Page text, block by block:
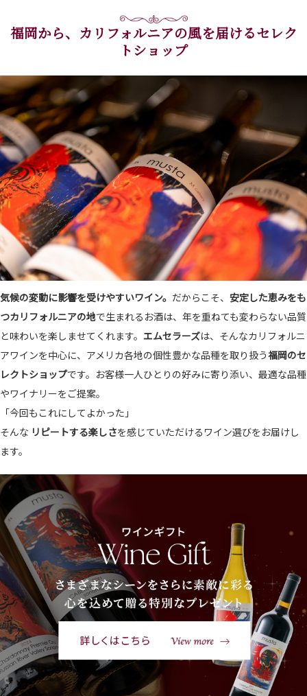
福岡から、カリフォルニアの風を届けるセレク
トショップ
気候の変動に影響を受けやすいワイン。 だからこそ、 安定した恵みをも
つカリフォルニアの地で生まれるお酒は、年を重ねても変わらない品質
と味わいを楽しませてくれます。 エムセラーズは、そんなカリフォルニ
アワインを中心に、アメリカ各地の個性豊かな品種を取り扱う福岡のセ
レクトショップです。お客様一人ひとりの好みに寄り添い、最適な品種
やワイナリーをご提案。
「今回もこれにしてよかった」
そんな リピートする楽しさを感じていただけるワイン選びをお届けし
ます。